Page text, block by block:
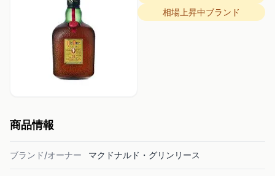
相場上昇中ブランド
商品情報
ブランド/オーナー マクドナルド・グリンリース